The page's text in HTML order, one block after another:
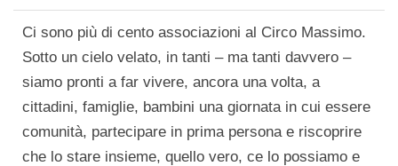
Ci sono più di cento associazioni al Circo Massimo.
Sotto un cielo velato, in tanti – ma tanti davvero –
siamo pronti a far vivere, ancora una volta, a
cittadini, famiglie, bambini una giornata in cui essere
comunità, partecipare in prima persona e riscoprire
che lo stare insieme, quello vero, ce lo possiamo e